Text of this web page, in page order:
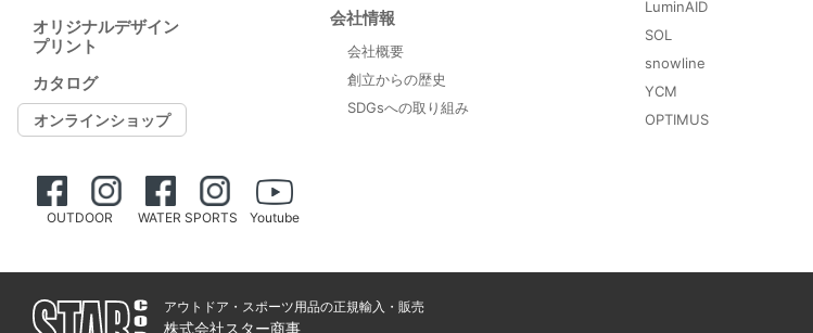
オリジナルデザイン
プリント
カタログ
オンラインショップ
会社情報
会社概要
創立からの歴史
SDGsへの取り組み
OUTDOOR WATER SPORTS Youtube
LuminAID
SOL
snowline
YCM
OPTIMUS
アウトドア・スポーツ用品の正規輸入・販売
株式会社スター商事